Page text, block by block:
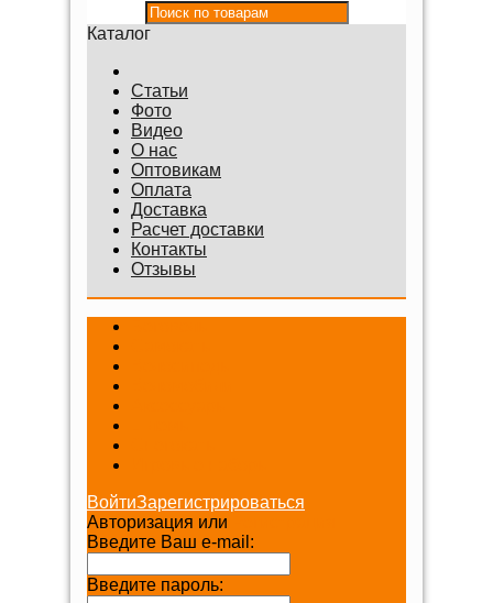
Каталог
Статьи
Фото
Видео
О нас
Оптовикам
Оплата
Доставка
Расчет доставки
Контакты
Отзывы
ВойтиЗарегистрироваться
Авторизация или
Введите Ваш e-mail:
Введите пароль: